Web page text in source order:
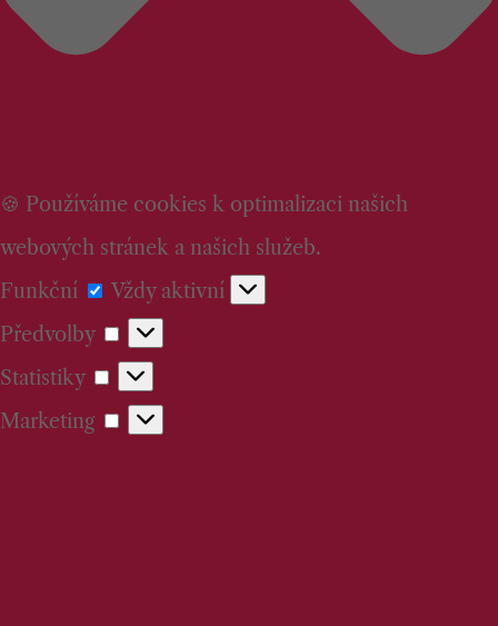
🍪 Používáme cookies k optimalizaci našich
webových stránek a našich služeb.
Funkční
Funkční
Vždy aktivní
Předvolby
Předvolby
Statistiky
Statistiky
Marketing
Marketing